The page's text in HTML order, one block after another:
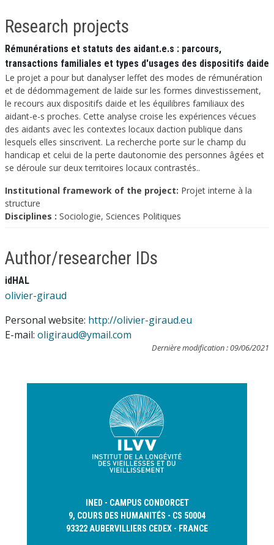
Research projects
Rémunérations et statuts des aidant.e.s : parcours,
transactions familiales et types d'usages des dispositifs daide
Le projet a pour but danalyser leffet des modes de rémunération
et de dédommagement de laide sur les formes dinvestissement,
le recours aux dispositifs daide et les équilibres familiaux des
aidant-e-s proches. Cette analyse croise les expériences vécues
des aidants avec les contextes locaux daction publique dans
lesquels elles sinscrivent. La recherche porte sur le champ du
handicap et celui de la perte dautonomie des personnes âgées et
se déroule sur deux territoires locaux contrastés..
Institutional framework of the project: Projet interne à la
structure
Disciplines : Sociologie, Sciences Politiques
Author/researcher IDs
idHAL
olivier-giraud
Personal website: http://olivier-giraud.eu
E-mail: oligiraud@ymail.com
Dernière modification : 09/06/2021
INED - CAMPUS CONDORCET
9, COURS DES HUMANITÉS - CS 50004
93322 AUBERVILLIERS CEDEX - FRANCE